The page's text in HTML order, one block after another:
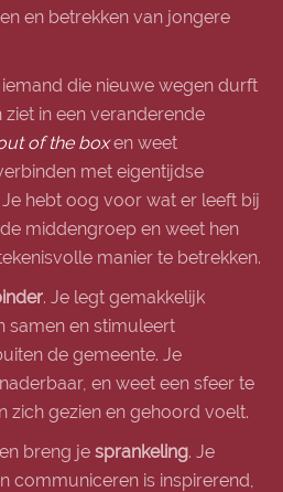
en betrekken van jongere
iemand die nieuwe wegen durft
in een veranderende
of the boxen weet
met eigentijdse
hebt oog voor wat er leeft bij
middengroep en weet hen
manier te betrekken.
. Je legt gemakkelijk
samen en stimuleert
de gemeente. Je
en weet een sfeer te
zich gezien en gehoord voelt.
breng je sprankeling. Je
communiceren is inspirerend,